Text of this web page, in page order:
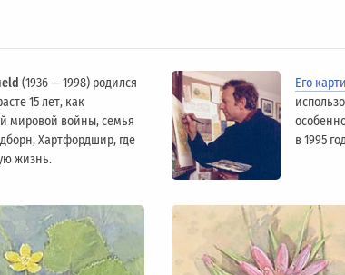
(1936 — 1998) родился
15 лет, как
мировой войны, семья
Хартфордшир, где
жизнь.
Его
в 1995